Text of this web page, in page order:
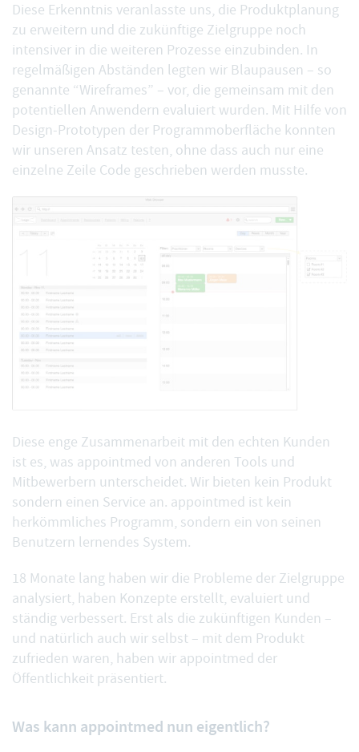
Diese Erkenntnis veranlasste uns, die Produktplanung
zu erweitern und die zukünftige Zielgruppe noch
intensiver in die weiteren Prozesse einzubinden. In
regelmäßigen Abständen legten wir Blaupausen – so
genannte “Wireframes” – vor, die gemeinsam mit den
potentiellen Anwendern evaluiert wurden. Mit Hilfe von
Design-Prototypen der Programmoberfläche konnten
wir unseren Ansatz testen, ohne dass auch nur eine
einzelne Zeile Code geschrieben werden musste.
Diese enge Zusammenarbeit mit den echten Kunden
ist es, was appointmed von anderen Tools und
Mitbewerbern unterscheidet. Wir bieten kein Produkt
sondern einen Service an. appointmed ist kein
herkömmliches Programm, sondern ein von seinen
Benutzern lernendes System.
18 Monate lang haben wir die Probleme der Zielgruppe
analysiert, haben Konzepte erstellt, evaluiert und
ständig verbessert. Erst als die zukünftigen Kunden –
und natürlich auch wir selbst – mit dem Produkt
zufrieden waren, haben wir appointmed der
Öffentlichkeit präsentiert.
Was kann appointmed nun eigentlich?